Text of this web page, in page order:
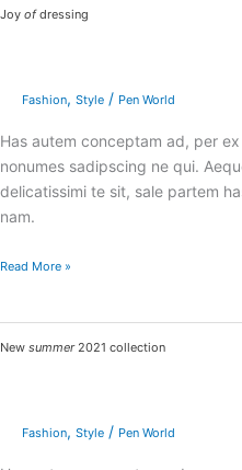
Joy ofdressing
Fashion, Style / Pen World
Has autem conceptam ad, per
nonumes sadipscing ne qui.
delicatissimi te sit, sale partem
nam.
Read More »
New summer2021 collection
Fashion, Style / Pen World